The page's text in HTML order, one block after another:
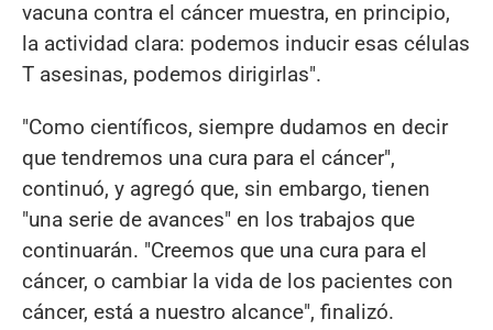
vacuna contra el cáncer muestra, en principio,
la actividad clara: podemos inducir esas células
T asesinas, podemos dirigirlas".
"Como científicos, siempre dudamos en decir
que tendremos una cura para el cáncer",
continuó, y agregó que, sin embargo, tienen
"una serie de avances" en los trabajos que
continuarán. "Creemos que una cura para el
cáncer, o cambiar la vida de los pacientes con
cáncer, está a nuestro alcance", finalizó.